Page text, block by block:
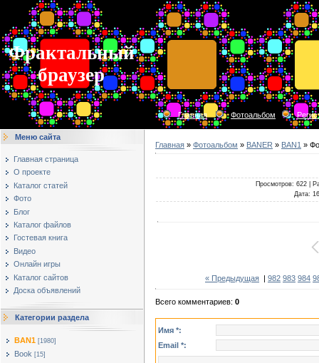
Фрактальный
браузер
Главная Фотоальбом
Меню сайта
Главная страница
О проекте
Каталог статей
Фото
Блог
Каталог файлов
Гостевая книга
Видео
Онлайн игры
Каталог сайтов
Доска объявлений
Категории раздела
BAN1 [1980]
Book [15]
Главная » Фотоальбом » BANER » BAN1 »
Просмотров: 622 |
Дата:
« Предыдущая | 982 983 984
Всего комментариев: 0
Имя *:
Email *: